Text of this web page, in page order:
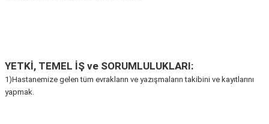
YETKİ, TEMEL İŞ ve SORUMLULUKLARI:
1)Hastanemize gelen tüm evrakların ve yazışmaların takibini ve kayıtlarını
yapmak.